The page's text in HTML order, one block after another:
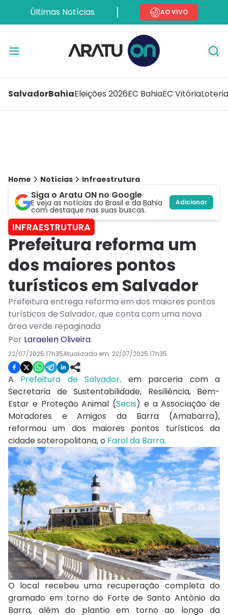
Últimas Notícias AO VIVO
SalvadorBahiaEleições 2026EC BahiaEC Vitória
Home Notícias Infraestrutura
Siga o Aratu ON no Google
E veja as notícias do Brasil e da Bahia
com destaque nas suas buscas.
Adicionar
INFRAESTRUTURA
Prefeitura reforma um
dos maiores pontos
turísticos em Salvador
Prefeitura entrega reforma em dos maiores pontos
turísticos de Salvador, que conta com uma nova
área verde repaginada
Por Laraelen Oliveira.
22/07/2025 17h35Atualizado em: 22/07/2025 17h35
A Prefeitura de Salvador, em parceria com a
Secretaria de Sustentabilidade, Resiliência, Bem-
Estar e Proteção Animal (Secis) e a Associação de
Moradores e Amigos da Barra (Amabarra),
reformou um dos maiores pontos turísticos da
cidade soteropolitana, o Farol da Barra.
O local recebeu uma recuperação completa do
gramado em torno do Forte de Santo Antônio da
Barra, além do plantio em torno ao longo da